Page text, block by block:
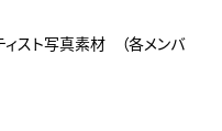
スト写真素材 （各メンバ